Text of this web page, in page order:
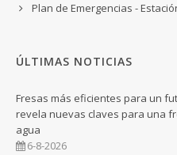
Plan de Emergencias -
ÚLTIMAS NOTICIAS
Fresas más eficientes para un
revela nuevas claves para una
agua
6-8-2026